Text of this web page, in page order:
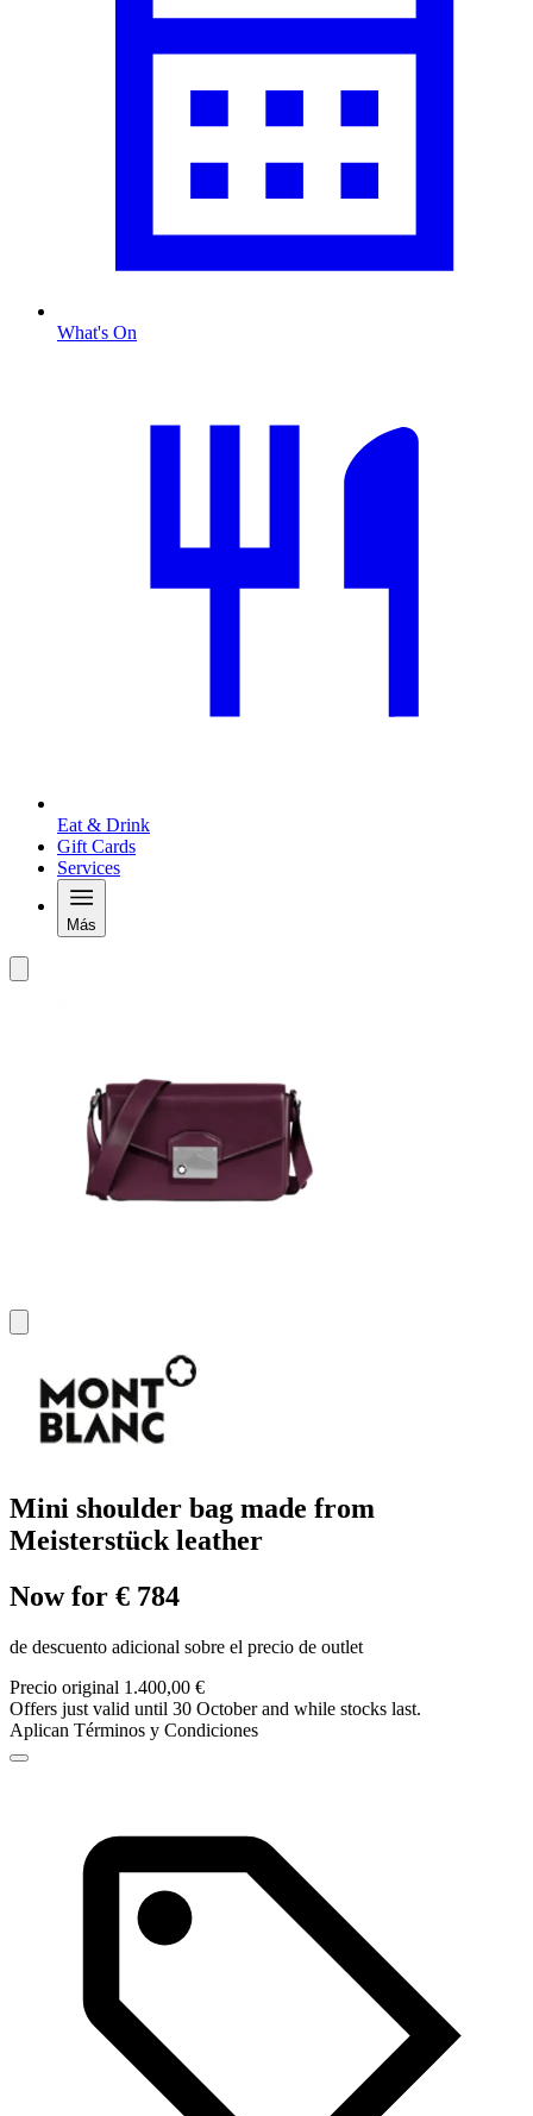
What's On
Eat & Drink
Gift Cards
Services
Más
Mini shoulder bag made from
Meisterstück leather
Now for € 784
de descuento adicional sobre el precio de outlet
Precio original 1.400,00 €
Offers just valid until 30 October and while stocks last.
Aplican Términos y Condiciones